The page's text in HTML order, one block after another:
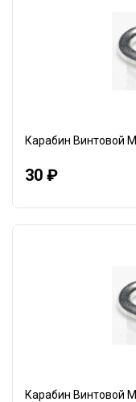
Карабин Винтовой
30 ₽
Карабин Винтовой